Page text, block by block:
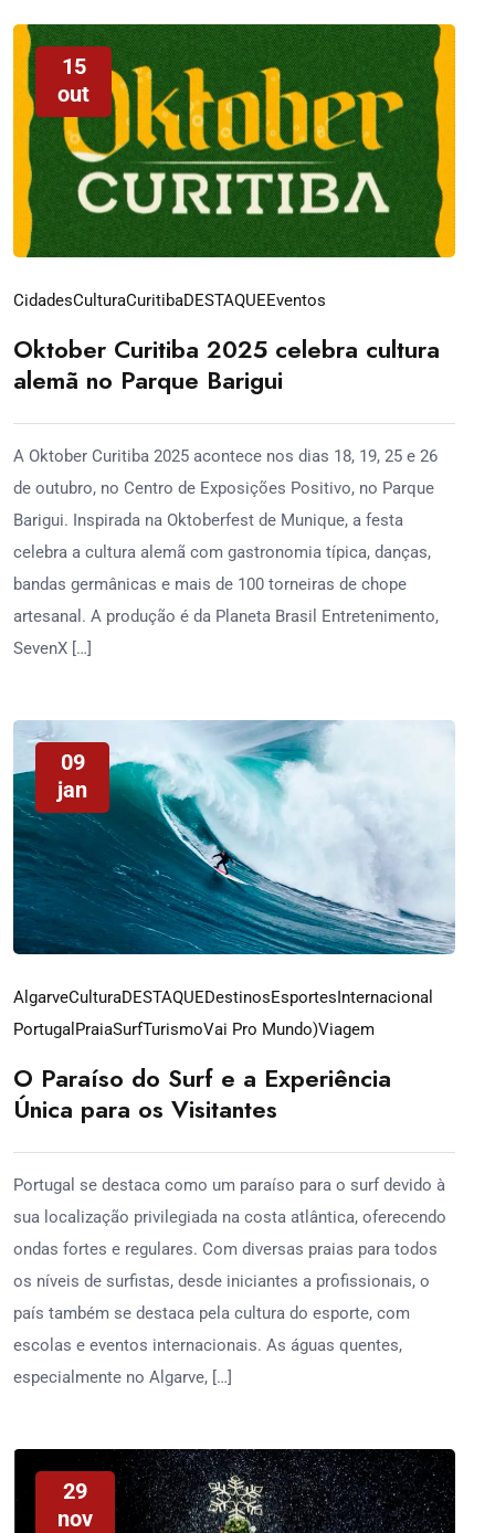
15
out
CidadesCulturaCuritibaDESTAQUEEventos
Oktober Curitiba 2025 celebra cultura
alemã no Parque Barigui
A Oktober Curitiba 2025 acontece nos dias 18, 19, 25 e 26
de outubro, no Centro de Exposições Positivo, no Parque
Barigui. Inspirada na Oktoberfest de Munique, a festa
celebra a cultura alemã com gastronomia típica, danças,
bandas germânicas e mais de 100 torneiras de chope
artesanal. A produção é da Planeta Brasil Entretenimento,
SevenX […]
09
jan
AlgarveCulturaDESTAQUEDestinosEsportesInternacional
Portugal PraiaSurfTurismoVai Pro Mundo)Viagem
O Paraíso do Surf e a Experiência
Única para os Visitantes
Portugal se destaca como um paraíso para o surf devido à
sua localização privilegiada na costa atlântica, oferecendo
ondas fortes e regulares. Com diversas praias para todos
os níveis de surfistas, desde iniciantes a profissionais, o
país também se destaca pela cultura do esporte, com
escolas e eventos internacionais. As águas quentes,
especialmente no Algarve, […]
29
nov